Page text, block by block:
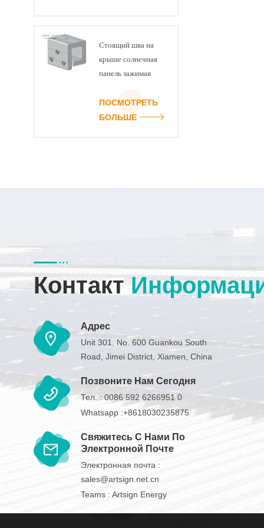
Стоящий шва на
крыше солнечная
панель зажимая
ПОСМОТРЕТЬ
БОЛЬШЕ
Контакт
Адрес
Unit 301, No. 600 Guankou South
Road, Jimei District, Xiamen, China
Позвоните Нам Сегодня
Тел. :0086 592 6266951 0
Whatsapp :+8618030235875
Свяжитесь С Нами По
Электронной Почте
Электронная почта :
sales@artsign.net.cn
Teams : Artsign Energy